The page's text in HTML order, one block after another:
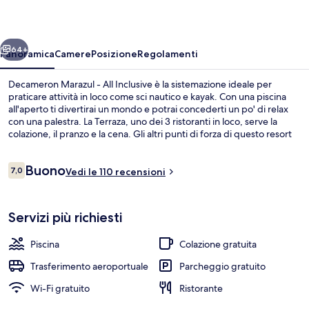
Avanti
64+
PanoramicaCamerePosizioneRegolamenti
Decameron Marazul - All Inclusive è la sistemazione ideale per
praticare attività in loco come sci nautico e kayak. Con una piscina
all'aperto ti divertirai un mondo e potrai concederti un po' di relax
con una palestra. La Terraza, uno dei 3 ristoranti in loco, serve la
colazione, il pranzo e la cena. Gli altri punti di forza di questo resort
Recensioni
7,07,0 su 10
BuonoVedi le 110 recensioni
Servizi più richiesti
Piscina
Colazione gratuita
Trasferimento aeroportuale
Parcheggio gratuito
Wi-Fi gratuito
Ristorante